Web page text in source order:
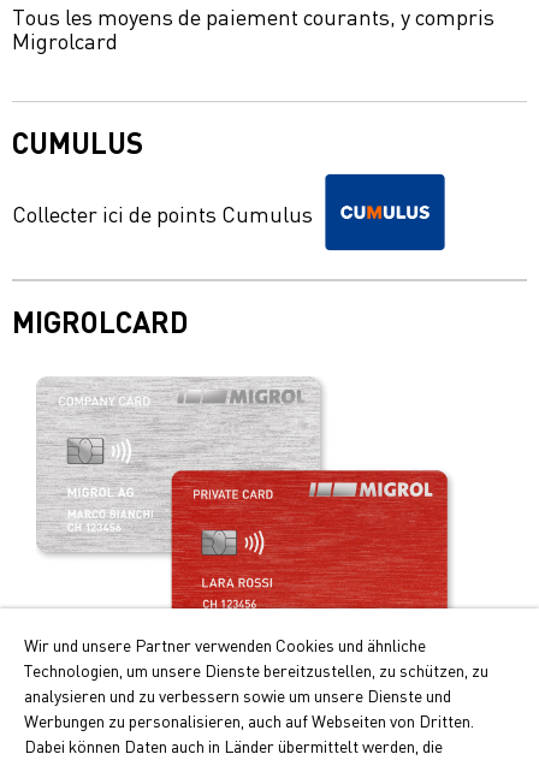
Tous les moyens de paiement courants, y compris
Migrolcard
CUMULUS
Collecter ici de points Cumulus
MIGROLCARD
Profitez de la carte de paiement intelligente!
Les principaux avantages de la Migrolcard:
Doubles points Cumulus pour le carburant et recharge
Wir und unsere Partner verwenden Cookies und ähnliche
Technologien, um unsere Dienste bereitzustellen, zu schützen, zu
analysieren und zu verbessern sowie um unsere Dienste und
Werbungen zu personalisieren, auch auf Webseiten von Dritten.
Dabei können Daten auch in Länder übermittelt werden, die